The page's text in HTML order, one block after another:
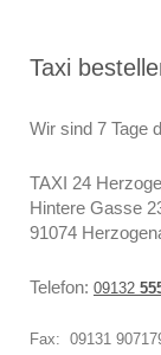
Taxi
Wir sind 7 Tage
TAXI 24
Hintere Gasse
91074
Telefon: 09132
Fax: 09131